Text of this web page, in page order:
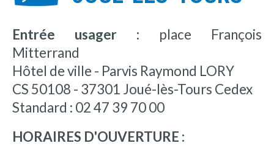
Entrée usager : place François
Mitterrand
Hôtel de ville - Parvis Raymond LORY
CS 50108 - 37301 Joué-lès-Tours Cedex
Standard : 02 47 39 70 00
HORAIRES D'OUVERTURE :